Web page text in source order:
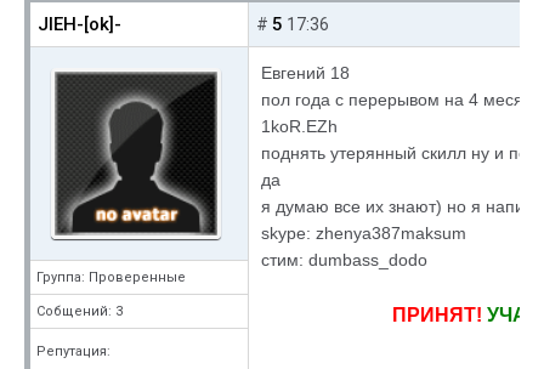
JIEH-[ok]-
Группа: Проверенные
Собщений: 3
Репутация:
# 5 17:36
Евгений 18
пол года с перерывом на 4
1koR.EZh
поднять утерянный скилл ну и
да
я думаю все их знают) но я
skype: zhenya387maksum
стим: dumbass_dodo
ПРИНЯТ!